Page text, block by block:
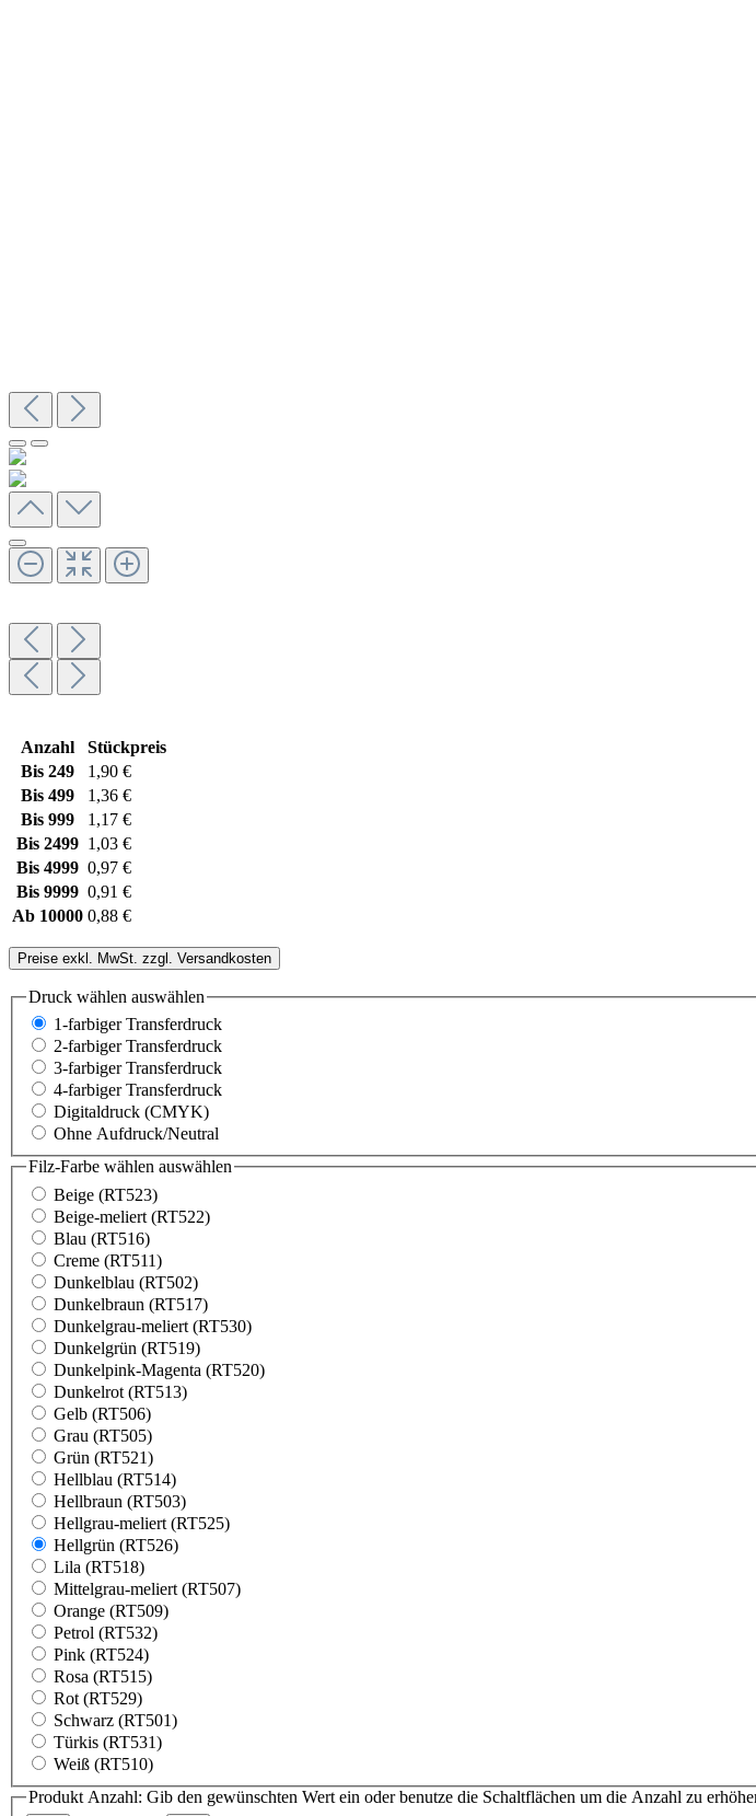
Anzahl
Stückpreis
Bis 249
1,90 €
Bis 499
1,36 €
Bis 999
1,17 €
Bis 2499 1,03 €
Bis 4999 0,97 €
Bis 9999 0,91 €
Ab 10000 0,88 €
Preise exkl. MwSt. zzgl. Versandkosten
Druck wählen auswählen
1-farbiger Transferdruck
2-farbiger Transferdruck
3-farbiger Transferdruck
4-farbiger Transferdruck
Digitaldruck (CMYK)
Ohne Aufdruck/Neutral
Filz-Farbe wählen auswählen
Beige (RT523)
Beige-meliert (RT522)
Blau (RT516)
Creme (RT511)
Dunkelblau (RT502)
Dunkelbraun (RT517)
Dunkelgrau-meliert (RT530)
Dunkelgrün (RT519)
Dunkelpink-Magenta (RT520)
Dunkelrot (RT513)
Gelb (RT506)
Grau (RT505)
Grün (RT521)
Hellblau (RT514)
Hellbraun (RT503)
Hellgrau-meliert (RT525)
Hellgrün (RT526)
Lila (RT518)
Mittelgrau-meliert (RT507)
Orange (RT509)
Petrol (RT532)
Pink (RT524)
Rosa (RT515)
Rot (RT529)
Schwarz (RT501)
Türkis (RT531)
Weiß (RT510)
Produkt Anzahl: Gib den gewünschten Wert ein oder benutze die Schaltflächen um die Anzahl zu